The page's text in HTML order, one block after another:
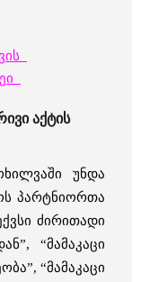
აქტის
უნდა
პარტნიორთა
ძირითადი
“მამაკაცი
“მამაკაცი